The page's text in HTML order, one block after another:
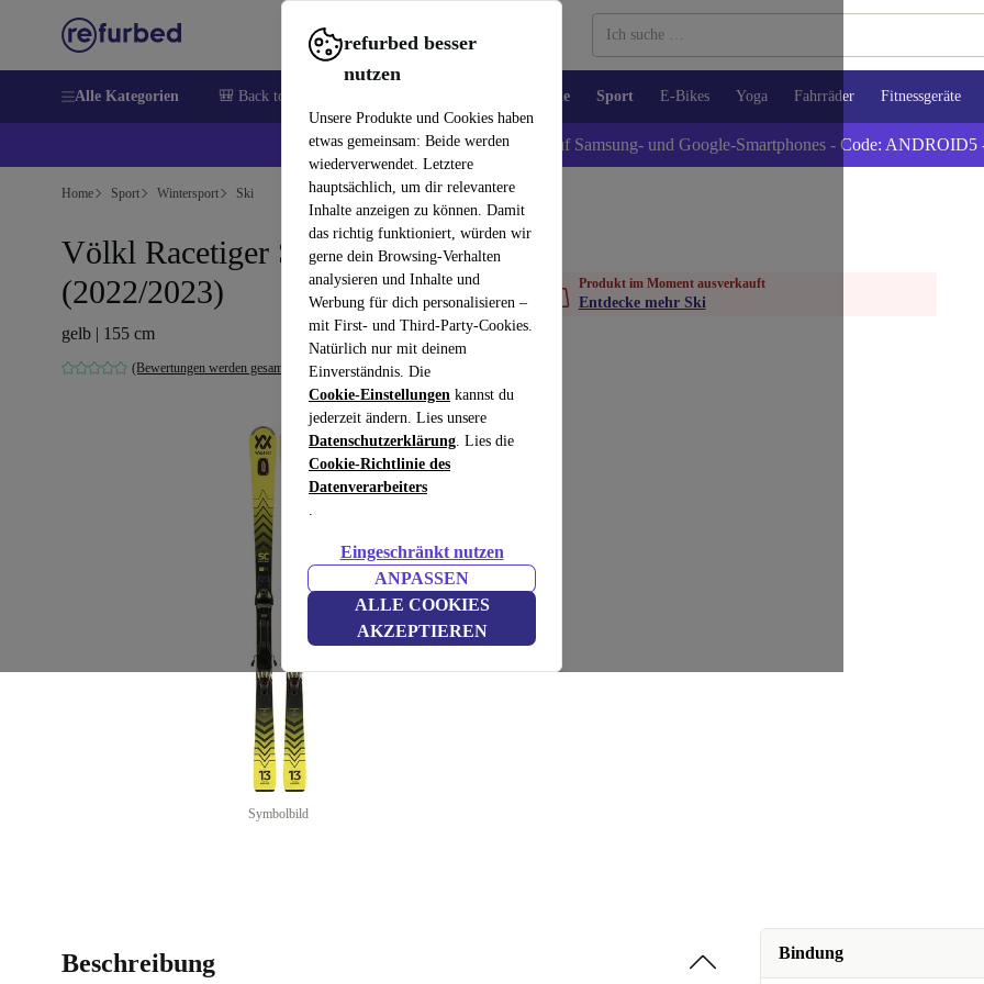
refurbed besser
nutzen
Unsere Produkte und Cookies haben
etwas gemeinsam: Beide werden
wiederverwendet. Letztere
hauptsächlich, um dir relevantere
Inhalte anzeigen zu können. Damit
das richtig funktioniert, würden wir
gerne dein Browsing-Verhalten
analysieren und Inhalte und
Werbung für dich personalisieren –
mit First- und Third-Party-Cookies.
Natürlich nur mit deinem
Einverständnis. Die
Cookie-Einstellungen kannst du
jederzeit ändern. Lies unsere
Datenschutzerklärung. Lies die
Cookie-Richtlinie des
Datenverarbeiters
.
Eingeschränkt nutzen
ANPASSEN
ALLE COOKIES
AKZEPTIEREN
Alle Kategorien 🎒 Back to school Küche Sport E-Bikes Yoga Fahrräder Fitnessgeräte
💰 Extra -5% auf Samsung- und Google-Smartphones - Code:
Home Sport Wintersport Ski
Völkl Racetiger SC UVO
(2022/2023)
gelb | 155 cm
(Bewertungen werden gesammelt)
Symbolbild
Produkt im Moment ausverkauft
Entdecke mehr Ski
Bindung
Beschreibung